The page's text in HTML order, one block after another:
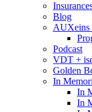
Blog
AUXeins
Podcast
VDT +
Golden
In
In
In